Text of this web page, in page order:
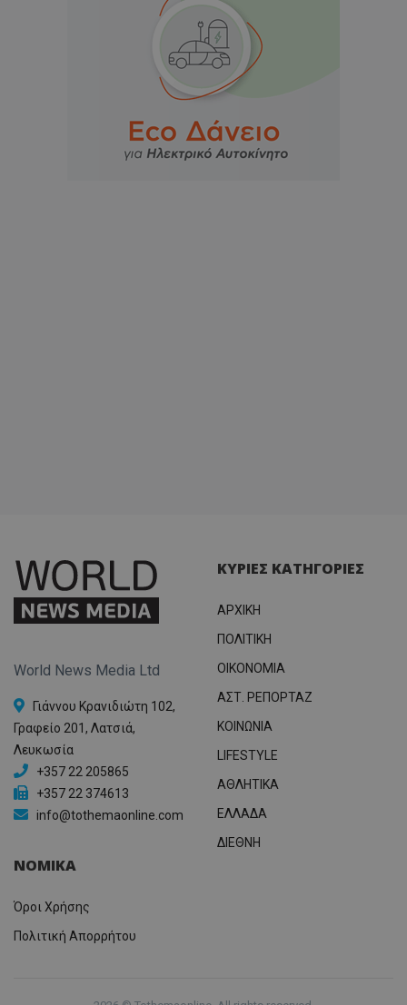
World News Media Ltd
Γιάννου Κρανιδιώτη 102,
Γραφείο 201, Λατσιά,
Λευκωσία
+357 22 205865
+357 22 374613
info@tothemaonline.com
ΚΥΡΙΕΣ ΚΑΤΗΓΟΡΙΕΣ
ΑΡΧΙΚΗ
ΠΟΛΙΤΙΚΗ
OIKONOMIA
ΑΣΤ. ΡΕΠΟΡΤΑΖ
ΚΟΙΝΩΝΙΑ
LIFESTYLE
ΑΘΛΗΤΙΚΑ
ΕΛΛΑΔΑ
ΔΙΕΘΝΗ
ΝΟΜΙΚΑ
Όροι Χρήσης
Πολιτική Απορρήτου